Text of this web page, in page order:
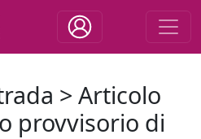
> Articolo
provvisorio di